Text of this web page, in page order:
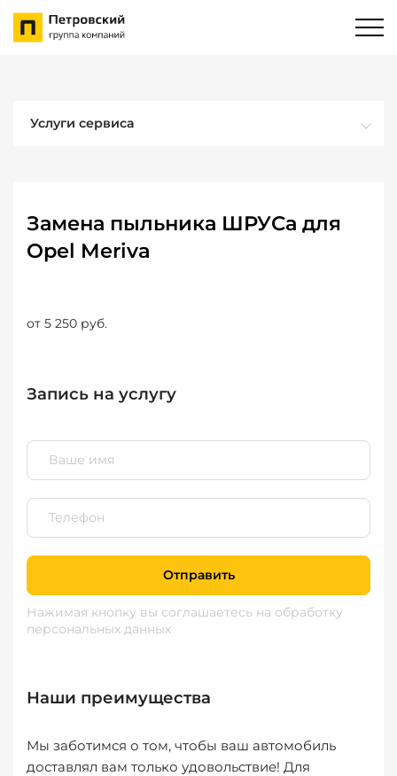
Услуги сервиса
Замена пыльника ШРУСа для
Opel Meriva
от 5 250 руб.
Запись на услугу
Отправить
Нажимая кнопку вы соглашаетесь на обработку
персональных данных
Наши преимущества
Мы заботимся о том, чтобы ваш автомобиль
доставлял вам только удовольствие! Для